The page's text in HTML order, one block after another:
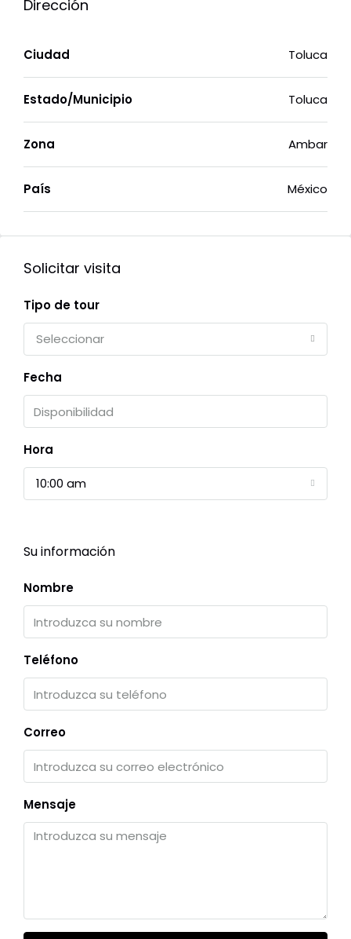
Dirección
Ciudad Toluca
Estado/Municipio Toluca
Zona Ambar
País México
Solicitar visita
Tipo de tour
Seleccionar
Fecha
Hora
10:00 am
Su información
Nombre
Teléfono
Correo
Mensaje